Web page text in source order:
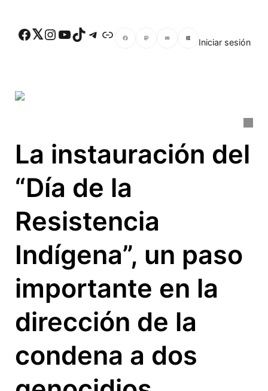
Facebook Twitter Instagram YouTube TikTok Telegram Enlace
Iniciar sesión
La instauración del
“Día de la
Resistencia
Indígena”, un paso
importante en la
dirección de la
condena a dos